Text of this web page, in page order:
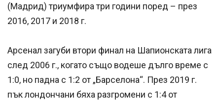
(Мадрид) триумфира три години поред – през
2016, 2017 и 2018 г.
Арсенал загуби втори финал на Шапионската лига
след 2006 г., когато също водеше дълго време с
1:0, но падна с 1:2 от „Барселона“. През 2019 г.
пък лондончани бяха разгромени с 1:4 от